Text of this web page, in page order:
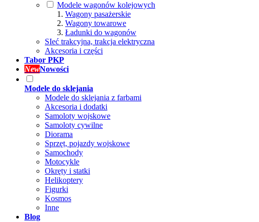
Modele wagonów kolejowych
Wagony pasażerskie
Wagony towarowe
Ładunki do wagonów
SIeć trakcyjna, trakcja elektryczna
Akcesoria i części
Tabor PKP
NewNowości
Modele do sklejania
Modele do sklejania z farbami
Akcesoria i dodatki
Samoloty wojskowe
Samoloty cywilne
Diorama
Sprzęt, pojazdy wojskowe
Samochody
Motocykle
Okręty i statki
Helikoptery
Figurki
Kosmos
Inne
Blog